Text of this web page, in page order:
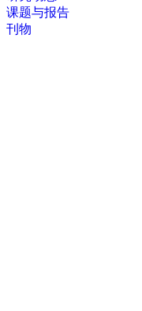
课题与报告
刊物